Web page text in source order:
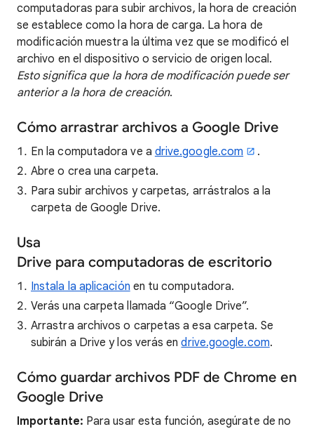
computadoras para subir archivos, la hora de creación
se establece como la hora de carga. La hora de
modificación muestra la última vez que se modificó el
archivo en el dispositivo o servicio de origen local.
Esto significa que la hora de modificación puede ser
anterior a la hora de creación.
Cómo arrastrar archivos a Google Drive
En la computadora ve a drive.google.com
.
Abre o crea una carpeta.
Para subir archivos y carpetas, arrástralos a la
carpeta de Google Drive.
Usa
Drive para computadoras de escritorio
Instala la aplicación en tu computadora.
Verás una carpeta llamada “Google Drive”.
Arrastra archivos o carpetas a esa carpeta. Se
subirán a Drive y los verás endrive.google.com.
Cómo guardar archivos PDF de Chrome en
Google Drive
Importante: Para usar esta función, asegúrate de no